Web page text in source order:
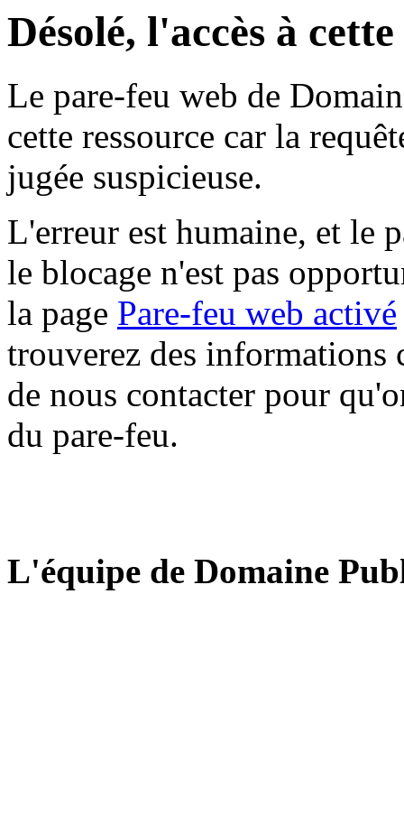
Désolé, l'accès à
Le pare-feu web de
cette ressource car la
jugée suspicieuse.
L'erreur est humaine, et le
le blocage n'est pas
la page Pare-feu web activé
trouverez des informations
de nous contacter pour
du pare-feu.
L'équipe de Domaine